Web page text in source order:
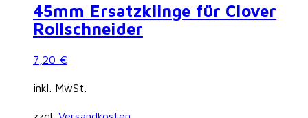
45mm Ersatzklinge für Clover
Rollschneider
7,20 €
inkl. MwSt.